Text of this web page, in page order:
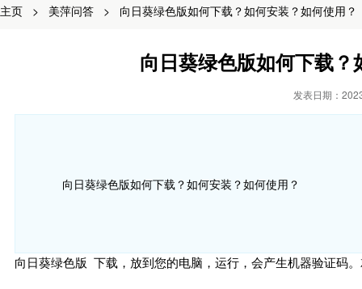
主页 > 美萍问答 > 向日葵绿色版如何下载？如何安装？如何使用？
向日葵绿色版如何下载
发表日期：
向日葵绿色版如何下载？如何安装？如何使用？
向日葵绿色版 下载，放到您的电脑，运行，会产生机器验证码